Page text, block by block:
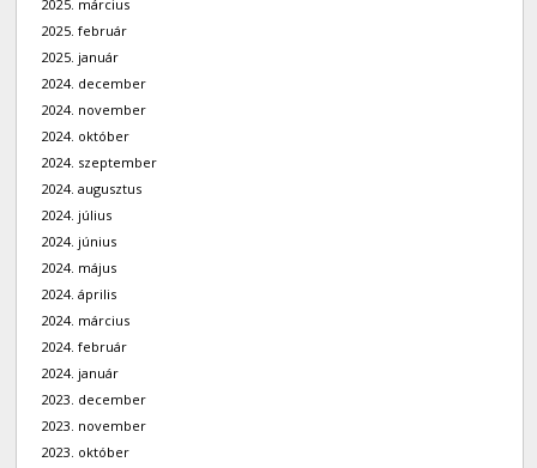
2025. március
2025. február
2025. január
2024. december
2024. november
2024. október
2024. szeptember
2024. augusztus
2024. július
2024. június
2024. május
2024. április
2024. március
2024. február
2024. január
2023. december
2023. november
2023. október